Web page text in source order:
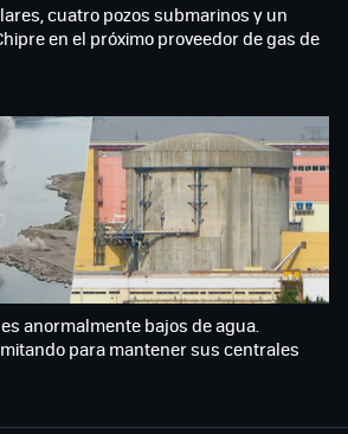
cuatro pozos submarinos y un
en el próximo proveedor de gas de
anormalmente bajos de agua.
para mantener sus centrales